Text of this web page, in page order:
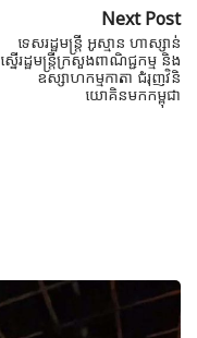
Next Post
ទេសរដ្ឋមន្ដ្រី អូស្មាន ហាស្សាន់
ស្នើរដ្ឋមន្រ្តីក្រសួងពាណិជ្ជកម្ម និង
ឧស្សាហកម្មកាតា ជំរុញវិនិ
យោគិនមកកម្ពុជា